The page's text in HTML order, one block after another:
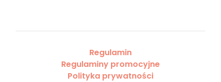
Regulamin
Regulaminy promocyjne
Polityka prywatności